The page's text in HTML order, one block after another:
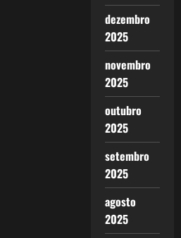
dezembro
2025
novembro
2025
outubro
2025
setembro
2025
agosto
2025